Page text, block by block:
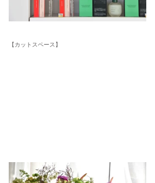
【カットスペース】